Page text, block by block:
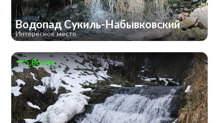
Водопад Сукиль-Набывковский
Интересное место
5.86 км